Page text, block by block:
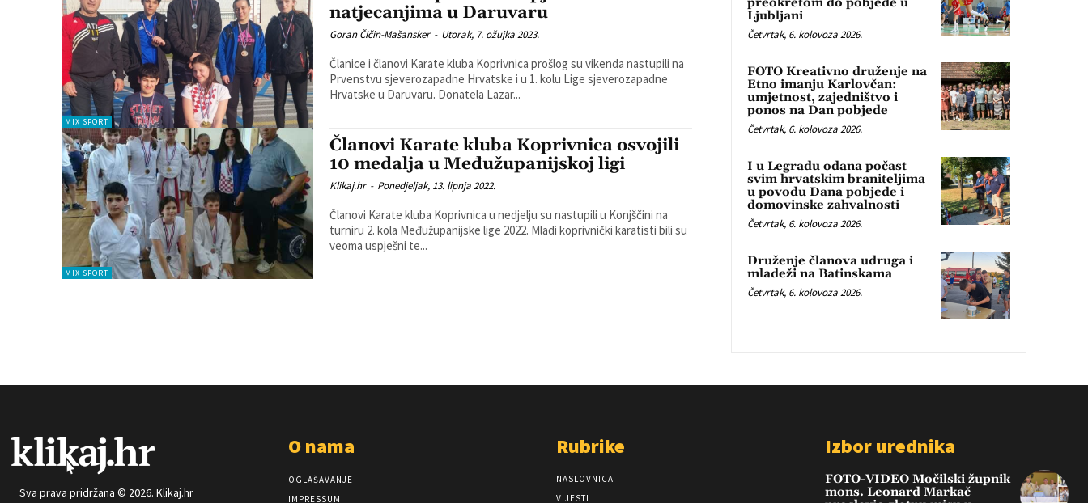
MIX SPORT
natjecanjima u Daruvaru
Goran Čičin-Mašansker - Utorak, 7. ožujka 2023.
Članice i članovi Karate kluba Koprivnica prošlog su vikenda nastupili na
Prvenstvu sjeverozapadne Hrvatske i u 1. kolu Lige sjeverozapadne
Hrvatske u Daruvaru. Donatela Lazar...
MIX SPORT
Članovi Karate kluba Koprivnica osvojili
10 medalja u Međužupanijskoj ligi
Klikaj.hr - Ponedjeljak, 13. lipnja 2022.
Članovi Karate kluba Koprivnica u nedjelju su nastupili u Konjščini na
turniru 2. kola Međužupanijske lige 2022. Mladi koprivnički karatisti bili su
veoma uspješni te...
Ljubljani
Četvrtak, 6. kolovoza 2026.
FOTO Kreativno druženje na
Etno imanju Karlovčan:
umjetnost, zajedništvo i
ponos na Dan pobjede
Četvrtak, 6. kolovoza 2026.
I u Legradu odana počast
svim hrvatskim braniteljima
u povodu Dana pobjede i
domovinske zahvalnosti
Četvrtak, 6. kolovoza 2026.
Druženje članova udruga i
mladeži na Batinskama
Četvrtak, 6. kolovoza 2026.
Sva prava pridržana © 2026. Klikaj.hr
O nama
OGLAŠAVANJE
IMPRESSUM
Rubrike
NASLOVNICA
VIJESTI
Izbor urednika
FOTO-VIDEO Močilski župnik
mons. Leonard Markač